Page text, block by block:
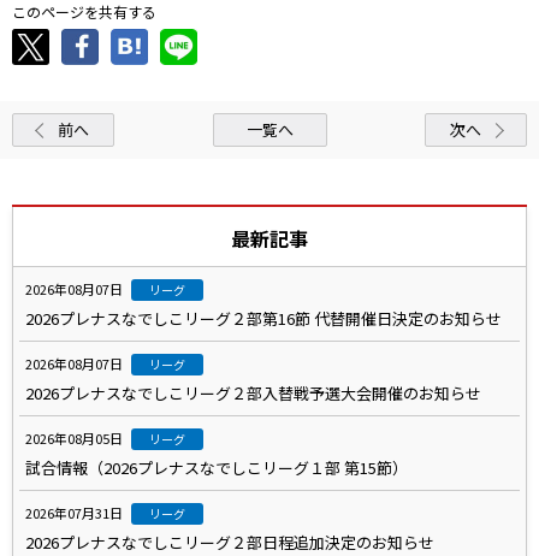
このページを共有する
前へ 一覧へ 次へ
最新記事
2026年08月07日 リーグ
2026プレナスなでしこリーグ２部第16節 代替開催日決定のお知らせ
2026年08月07日 リーグ
2026プレナスなでしこリーグ２部入替戦予選大会開催のお知らせ
2026年08月05日 リーグ
試合情報（2026プレナスなでしこリーグ１部 第15節）
2026年07月31日 リーグ
2026プレナスなでしこリーグ２部日程追加決定のお知らせ